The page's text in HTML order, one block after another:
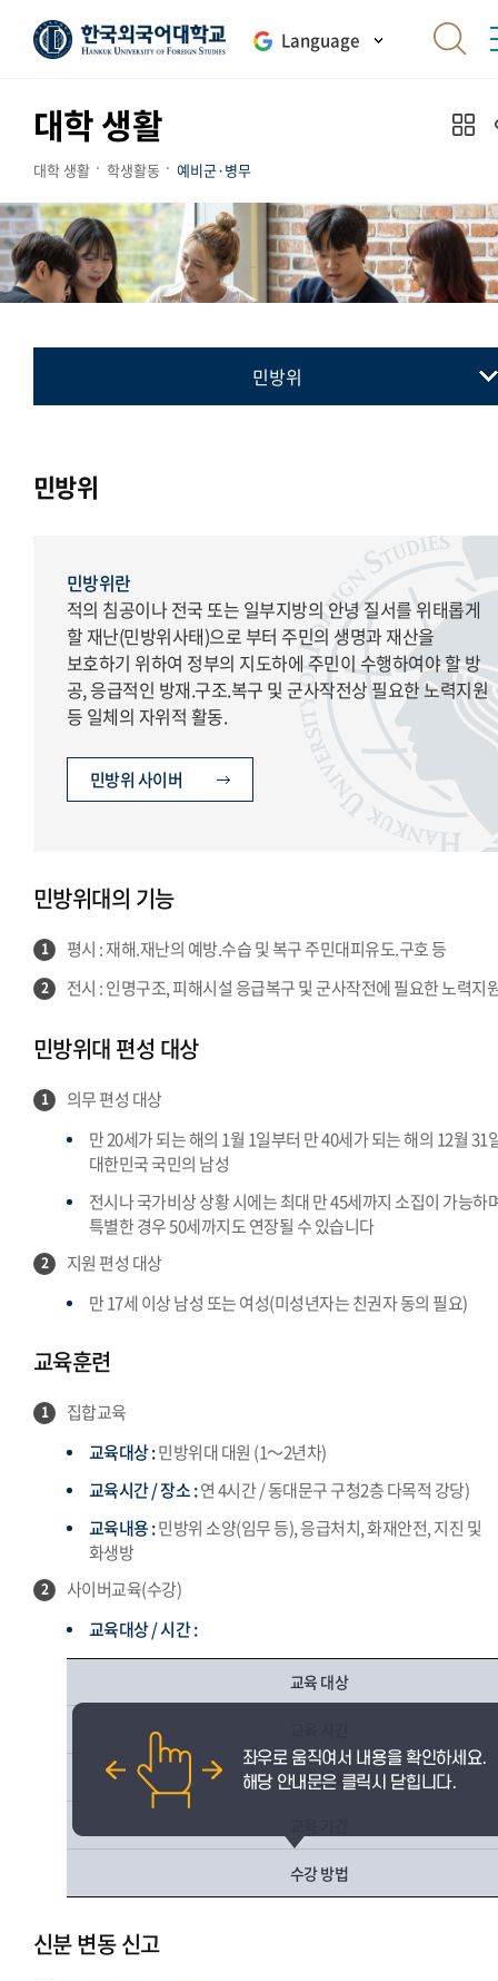
Language
대학 생활
대학 생활 학생활동 예비군·병무
민방위
민방위
민방위란
적의 침공이나 전국 또는 일부지방의 안녕 질서를 위태롭게
할 재난(민방위사태)으로 부터 주민의 생명과 재산을
보호하기 위하여 정부의 지도하에 주민이 수행하여야 할 방
공, 응급적인 방재.구조.복구 및 군사작전상 필요한 노력지원
등 일체의 자위적 활동.
민방위 사이버
민방위대의 기능
1 평시 : 재해.재난의 예방.수습 및 복구 주민대피유도.구호 등
2 전시 : 인명구조, 피해시설 응급복구 및 군사작전에 필요한 노력지
민방위대 편성 대상
1
의무 편성 대상
만 20세가 되는 해의 1월 1일부터 만 40세가 되는 해의 12월 31
대한민국 국민의 남성
전시나 국가비상 상황 시에는 최대 만 45세까지 소집이 가능하
특별한 경우 50세까지도 연장될 수 있습니다
2
지원 편성 대상
만 17세 이상 남성 또는 여성(미성년자는 친권자 동의 필요)
교육훈련
1
집합교육
교육대상 :민방위대 대원 (1～2년차)
교육시간 / 장소 :연 4시간 / 동대문구 구청2층 다목적 강당)
교육내용 :민방위 소양(임무 등), 응급처치, 화재안전, 지진 및
화생방
2
사이버교육(수강)
교육대상 / 시간 :
교육 대상
교육 내용
수강 방법
신분 변동 신고